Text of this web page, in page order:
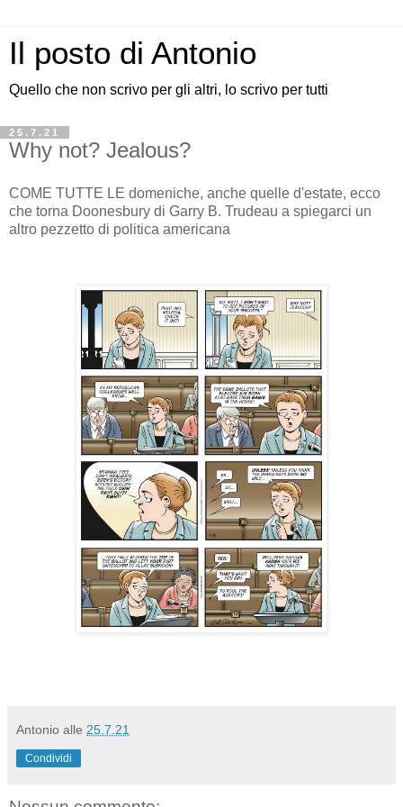
Il posto di Antonio
Quello che non scrivo per gli altri, lo scrivo per tutti
25.7.21
Why not? Jealous?
COME TUTTE LE domeniche, anche quelle d'estate, ecco
che torna Doonesbury di Garry B. Trudeau a spiegarci un
altro pezzetto di politica americana
Antonio alle 25.7.21
Condividi